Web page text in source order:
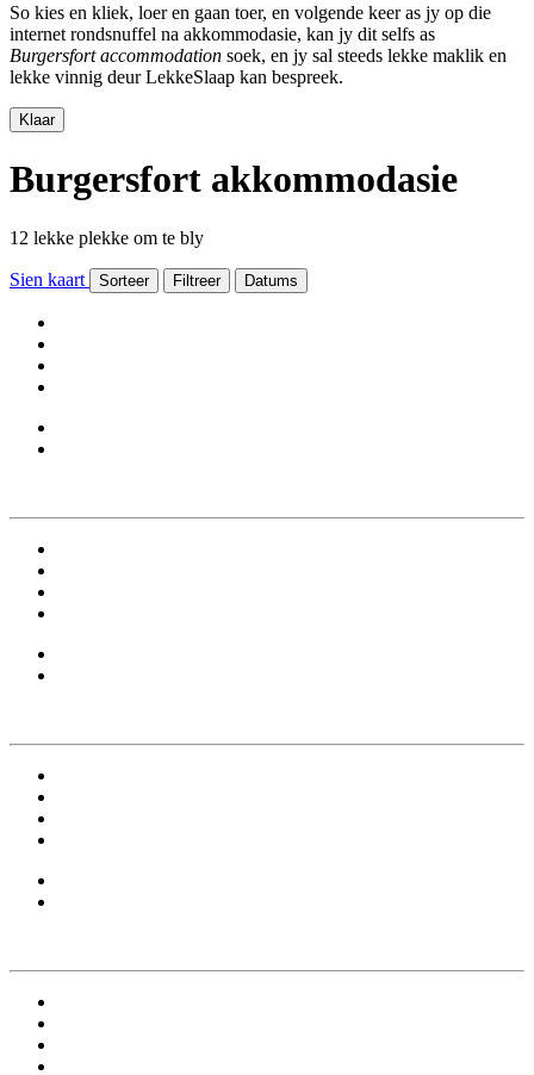
So kies en kliek, loer en gaan toer, en volgende keer as jy op die
internet rondsnuffel na akkommodasie, kan jy dit selfs as
Burgersfort accommodation soek, en jy sal steeds lekke maklik en
lekke vinnig deur LekkeSlaap kan bespreek.
Klaar
Burgersfort akkommodasie
12 lekke plekke om te bly
Sien kaart Sorteer Filtreer Datums